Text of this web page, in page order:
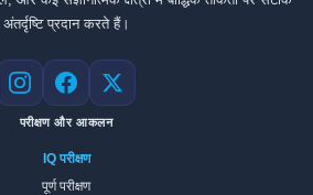
अंतर्दृष्टि प्रदान करते हैं।
Instagram
Facebook
X
परीक्षण और आकलन
IQ परीक्षण
पूर्ण परीक्षण